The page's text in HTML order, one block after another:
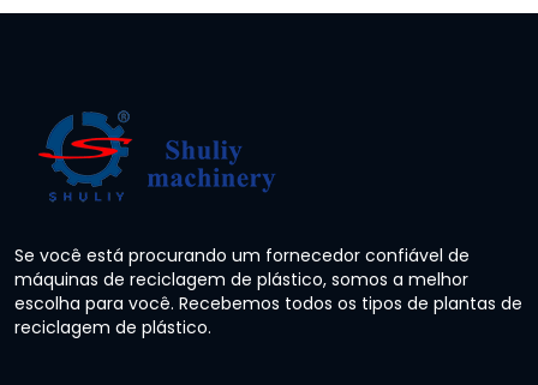
Se você está procurando um fornecedor confiável de
máquinas de reciclagem de plástico, somos a melhor
escolha para você. Recebemos todos os tipos de plantas de
reciclagem de plástico.